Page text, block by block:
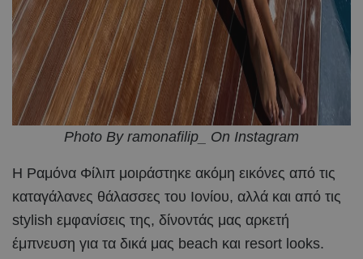
Photo By ramonafilip_ On Instagram
Η Ραμόνα Φίλιπ μοιράστηκε ακόμη εικόνες από τις
καταγάλανες θάλασσες του Ιονίου, αλλά και από τις
stylish εμφανίσεις της, δίνοντάς μας αρκετή
έμπνευση για τα δικά μας beach και resort looks.